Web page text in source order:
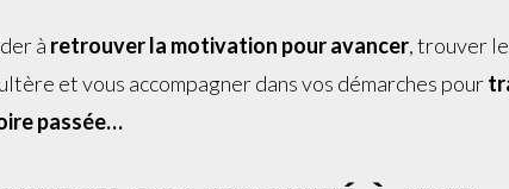
à retrouver la motivation pour avancer, trouver
et vous accompagner dans vos démarches pour
passée…